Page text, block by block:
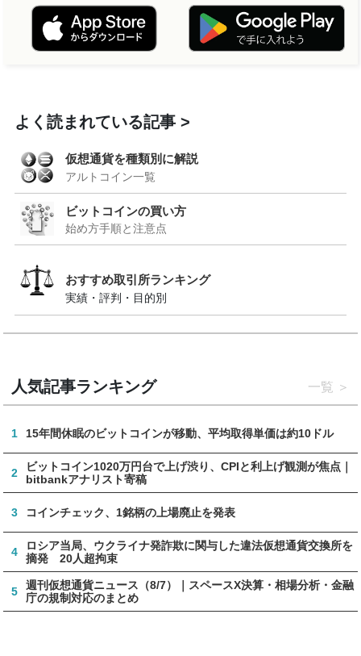
よく読まれている記事
仮想通貨を種類別に解説
アルトコイン一覧
ビットコインの買い方
始め方手順と注意点
おすすめ取引所ランキング
実績・評判・目的別
人気記事ランキング 一覧
1 15年間休眠のビットコインが移動、平均取得単価は約10ドル
2
ビットコイン1020万円台で上げ渋り、CPIと利上げ観測が焦点｜
bitbankアナリスト寄稿
3 コインチェック、1銘柄の上場廃止を発表
4
ロシア当局、ウクライナ発詐欺に関与した違法仮想通貨交換所を
摘発 20人超拘束
5
週刊仮想通貨ニュース（8/7）｜スペースX決算・相場分析・金融
庁の規制対応のまとめ